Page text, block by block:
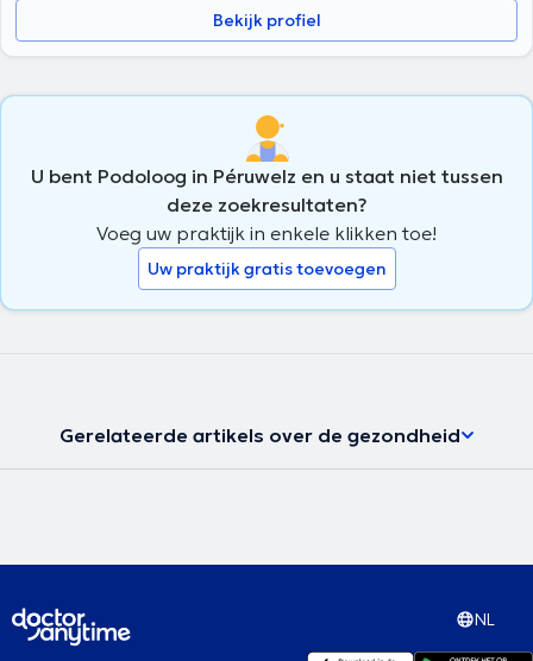
Bekijk profiel
U bent Podoloog in Péruwelz en u staat niet tussen
deze zoekresultaten?
Voeg uw praktijk in enkele klikken toe!
Uw praktijk gratis toevoegen
Gerelateerde artikels over de gezondheid
NL